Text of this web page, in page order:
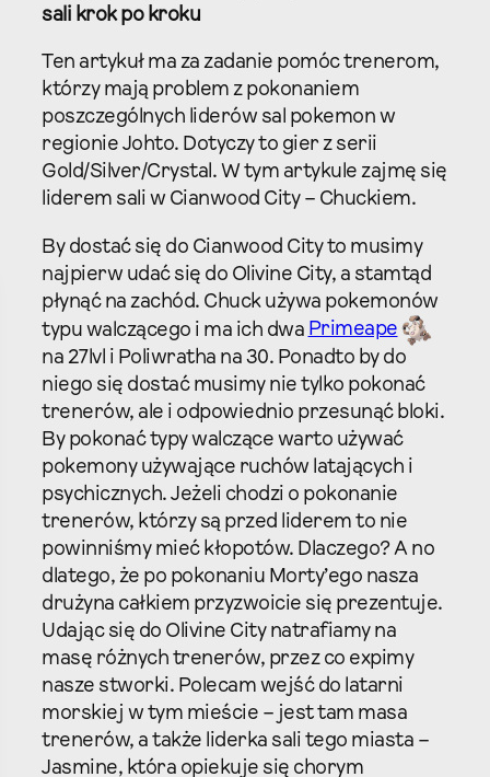
sali krok po kroku
Ten artykuł ma za zadanie pomóc trenerom,
którzy mają problem z pokonaniem
poszczególnych liderów sal pokemon w
regionie Johto. Dotyczy to gier z serii
Gold/Silver/Crystal. W tym artykule zajmę się
liderem sali w Cianwood City – Chuckiem.
By dostać się do Cianwood City to musimy
najpierw udać się do Olivine City, a stamtąd
płynąć na zachód. Chuck używa pokemonów
typu walczącego i ma ich dwa Primeape
na 27lvl i Poliwratha na 30. Ponadto by do
niego się dostać musimy nie tylko pokonać
trenerów, ale i odpowiednio przesunąć bloki.
By pokonać typy walczące warto używać
pokemony używające ruchów latających i
psychicznych. Jeżeli chodzi o pokonanie
trenerów, którzy są przed liderem to nie
powinniśmy mieć kłopotów. Dlaczego? A no
dlatego, że po pokonaniu Morty’ego nasza
drużyna całkiem przyzwoicie się prezentuje.
Udając się do Olivine City natrafiamy na
masę różnych trenerów, przez co expimy
nasze stworki. Polecam wejść do latarni
morskiej w tym mieście – jest tam masa
trenerów, a także liderka sali tego miasta –
Jasmine, która opiekuje się chorym